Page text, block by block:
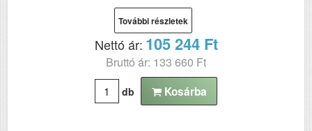
További részletek
Nettó ár: 105 244 Ft
Bruttó ár: 133 660 Ft
db Kosárba